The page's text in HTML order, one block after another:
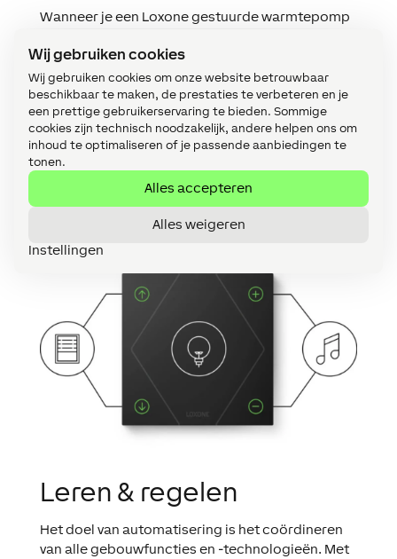
Wij gebruiken cookies
Wij gebruiken cookies om onze website betrouwbaar
beschikbaar te maken, de prestaties te verbeteren en je
een prettige gebruikerservaring te bieden. Sommige
cookies zijn technisch noodzakelijk, andere helpen ons om
inhoud te optimaliseren of je passende aanbiedingen te
tonen.
Alles accepteren
Alles weigeren
Instellingen
Wanneer je een Loxone gestuurde warmtepomp
bedradingsbrein dat vrij kan worden uitgebreid.
Als je het zou gebruiken om zonwering en
verlichting te regelen, zou je de eerder genoemd
1-Wire sensoren niet nodig hebben om de
kamertemperatuur te meten, aangezien de
Touch knoppen een temperatuur- en
vochtigheidssensor bevatten (het wordt
aanbevolen om de temperatuur van de
verwarmde vloer te controleren, de Touch
knoppen meten alleen de kamertemperatuur).
Leren & regelen
Het doel van automatisering is het coördineren
van alle gebouwfuncties en -technologieën. Met